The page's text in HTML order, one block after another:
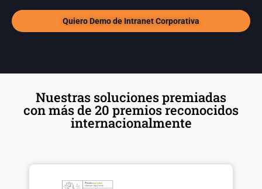
Quiero Demo de Intranet Corporativa
Nuestras soluciones premiadas
con más de 20 premios reconocidos
internacionalmente